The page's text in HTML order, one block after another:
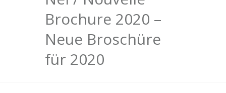
Brochure 2020 –
Neue Broschüre
für 2020